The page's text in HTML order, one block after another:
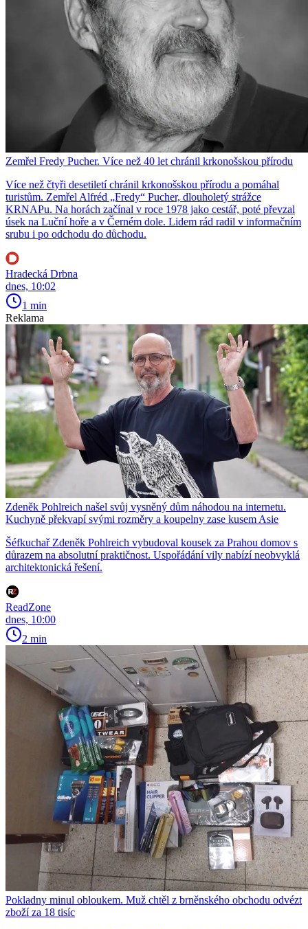
Zemřel Fredy Pucher. Více než 40 let chránil krkonošskou přírodu
Více než čtyři desetiletí chránil krkonošskou přírodu a pomáhal
turistům. Zemřel Alfréd „Fredy“ Pucher, dlouholetý strážce
KRNAPu. Na horách začínal v roce 1978 jako cestář, poté převzal
úsek na Luční hoře a v Černém dole. Lidem rád radil v informačním
srubu i po odchodu do důchodu.
Hradecká Drbna
dnes, 10:02
1 min
Reklama
Zdeněk Pohlreich našel svůj vysněný dům náhodou na internetu.
Kuchyně překvapí svými rozměry a koupelny zase kusem Asie
Šéfkuchař Zdeněk Pohlreich vybudoval kousek za Prahou domov s
důrazem na absolutní praktičnost. Uspořádání vily nabízí neobvyklá
architektonická řešení.
ReadZone
dnes, 10:00
2 min
Pokladny minul obloukem. Muž chtěl z brněnského obchodu odvézt
zboží za 18 tisíc